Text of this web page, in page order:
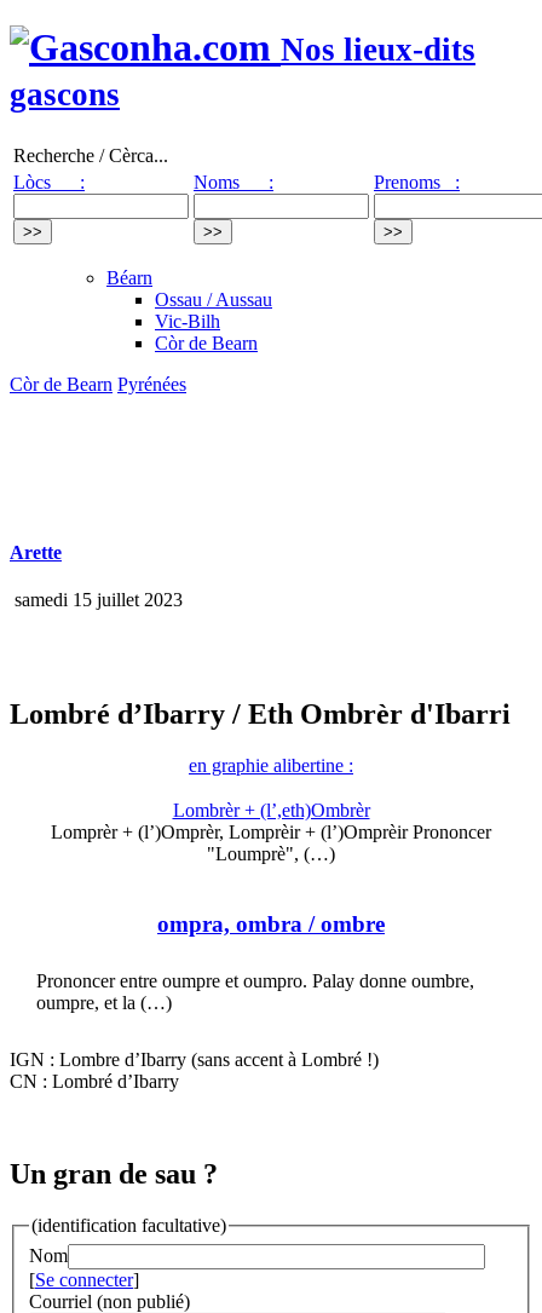
Nos lieux-dits
gascons
Recherche / Cèrca...
Lòcs :
Noms : Prenoms :
Béarn
Ossau / Aussau
Vic-Bilh
Còr de Bearn
Còr de Bearn Pyrénées
Arette
samedi 15 juillet 2023
Lombré d’Ibarry / Eth Ombrèr d'Ibarri
en graphie alibertine :
Lombrèr + (l’,eth)Ombrèr
Lomprèr + (l’)Omprèr, Lomprèir + (l’)Omprèir Prononcer
"Loumprè", (…)
ompra, ombra / ombre
Prononcer entre oumpre et oumpro. Palay donne oumbre,
oumpre, et la (…)
IGN : Lombre d’Ibarry (sans accent à Lombré !)
CN : Lombré d’Ibarry
Un gran de sau ?
(identification facultative)
Nom
[Se connecter]
Courriel (non publié)